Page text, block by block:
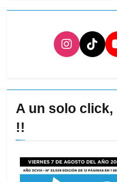
A un solo click,
!!